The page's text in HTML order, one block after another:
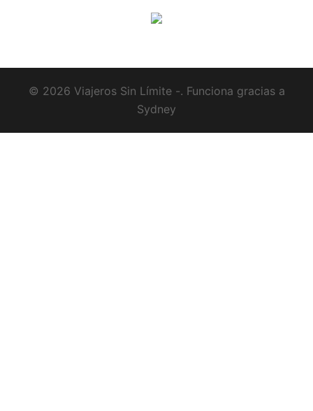
© 2026 Viajeros Sin Límite -. Funciona gracias a
Sydney